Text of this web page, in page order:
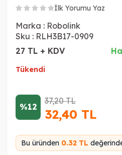
İlk Yorumu Yaz
Marka : Robolink
Sku : RLH3B17-0909
27 TL + KDV
Tükendi
%12
37,20TL
32,40 TL
Bu üründen 0.32 TL